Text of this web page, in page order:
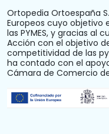
Ortopedia Ortoespaña
Europeos cuyo objetivo
las PYMES, y gracias al
Acción con el objetivo
competitividad de las
ha contado con el
Cámara de Comercio